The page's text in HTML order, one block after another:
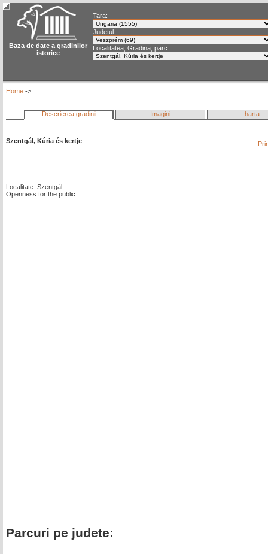
Baza de date a gradinilor
istorice
Tara:
Judetul:
Localitatea, Gradina, parc:
Home ->
Descrierea gradinii Imagini harta
Szentgál, Kúria és kertje
Localitate: Szentgál
Openness for the public:
Parcuri pe judete: